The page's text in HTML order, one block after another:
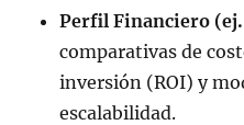
Perfil Financiero (ej.
comparativas de
inversión (ROI) y
escalabilidad.